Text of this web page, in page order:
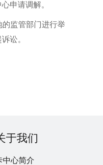
申请调解。
监管部门进行举
讼。
于我们
中心简介